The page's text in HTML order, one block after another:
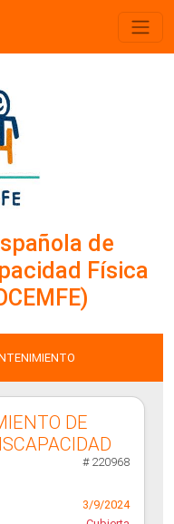
de
Física
DE
# 220968
3/9/2024